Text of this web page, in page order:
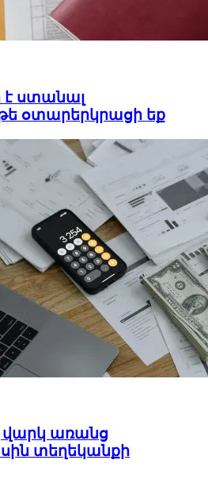
է ստանալ
օտարերկրացի եք
վարկ առանց
տեղեկանքի